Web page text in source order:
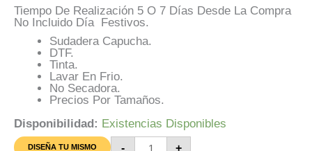
Tiempo De Realización 5 O 7 Días Desde La Compra
No Incluido Día Festivos.
Sudadera Capucha.
DTF.
Tinta.
Lavar En Frio.
No Secadora.
Precios Por Tamaños.
Disponibilidad: Existencias Disponibles
-
Sudadera
+
DISEÑA TU MISMO